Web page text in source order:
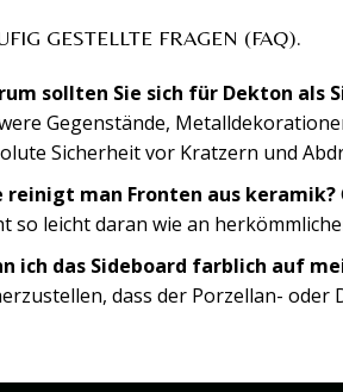
GESTELLTE FRAGEN (FAQ).
sollten Sie sich für Dekton als
Gegenstände,
Sicherheit vor Kratzern und
reinigt man Fronten aus keramik?
so leicht daran wie an
ich das Sideboard farblich auf
dass der Porzellan-